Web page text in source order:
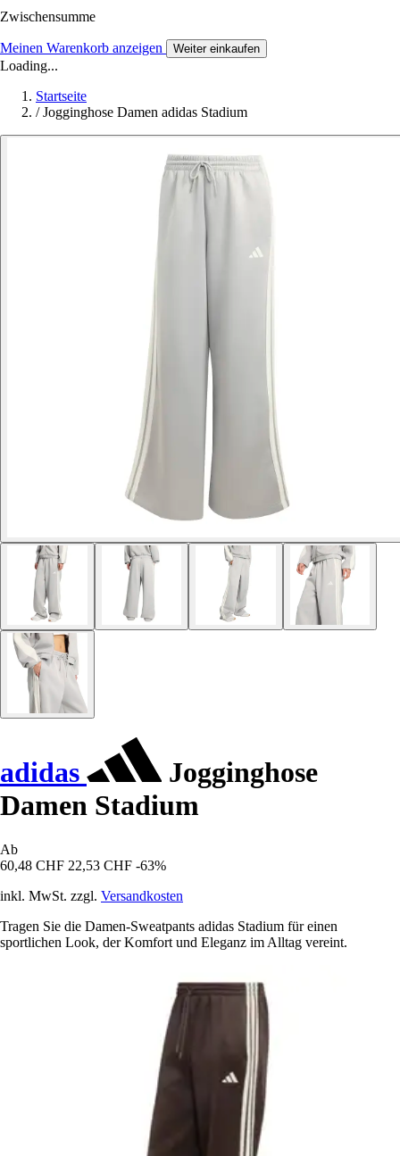
Zwischensumme
Meinen Warenkorb anzeigen Weiter einkaufen
Loading...
Startseite
/ Jogginghose Damen adidas Stadium
adidas
Jogginghose
Damen Stadium
Ab
60,48 CHF 22,53 CHF -63%
inkl. MwSt. zzgl. Versandkosten
Tragen Sie die Damen-Sweatpants adidas Stadium für einen
sportlichen Look, der Komfort und Eleganz im Alltag vereint.